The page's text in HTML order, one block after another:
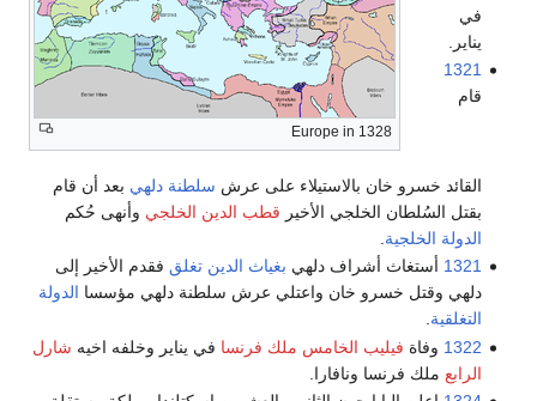
Europe in 1328
في
يناير.
1321
قام
القائد خسرو خان بالاستيلاء على عرش سلطنة دلهي بعد أن قام
بقتل السُلطان الخلجي الأخير قطب الدين الخلجي وأنهى حُكم
الدولة الخلجية
1321 أستغاث أشراف دلهي بغياث الدين تغلق فقدم الأخير إلى
دلهي وقتل خسرو خان واعتلي عرش سلطنة دلهي مؤسسا الدولة
التغلقية.
1322 وفاة فيليب الخامس ملك فرنسا في يناير وخلفه اخيه شارل
الرابع ملك فرنسا ونافارا.